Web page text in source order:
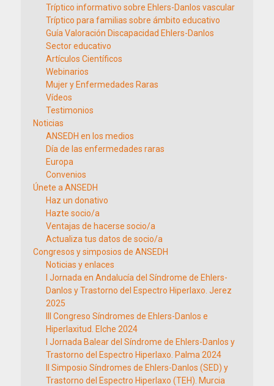
Tríptico informativo sobre Ehlers-Danlos vascular
Tríptico para familias sobre ámbito educativo
Guía Valoración Discapacidad Ehlers-Danlos
Sector educativo
Artículos Científicos
Webinarios
Mujer y Enfermedades Raras
Vídeos
Testimonios
Noticias
ANSEDH en los medios
Día de las enfermedades raras
Europa
Convenios
Únete a ANSEDH
Haz un donativo
Hazte socio/a
Ventajas de hacerse socio/a
Actualiza tus datos de socio/a
Congresos y simposios de ANSEDH
Noticias y enlaces
I Jornada en Andalucía del Síndrome de Ehlers-
Danlos y Trastorno del Espectro Hiperlaxo. Jerez
2025
III Congreso Síndromes de Ehlers-Danlos e
Hiperlaxitud. Elche 2024
I Jornada Balear del Síndrome de Ehlers-Danlos y
Trastorno del Espectro Hiperlaxo. Palma 2024
II Simposio Síndromes de Ehlers-Danlos (SED) y
Trastorno del Espectro Hiperlaxo (TEH). Murcia